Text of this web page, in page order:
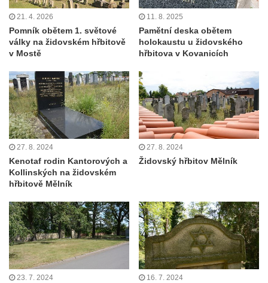
21. 4. 2026
Pomník obětem 1. světové
války na židovském hřbitově
v Mostě
11. 8. 2025
Pamětní deska obětem
holokaustu u židovského
hřbitova v Kovanicích
27. 8. 2024
Kenotaf rodin Kantorových a
Kollinských na židovském
hřbitově Mělník
27. 8. 2024
Židovský hřbitov Mělník
23. 7. 2024 16. 7. 2024